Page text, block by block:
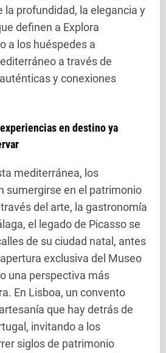
la profundidad, la elegancia y
definen a Explora
a los huéspedes a
a través de
y conexiones
en destino ya
mediterránea, los
sumergirse en el patrimonio
del arte, la gastronomía
el legado de Picasso se
de su ciudad natal, antes
exclusiva del Museo
una perspectiva más
En Lisboa, un convento
que hay detrás de
invitando a los
siglos de patrimonio